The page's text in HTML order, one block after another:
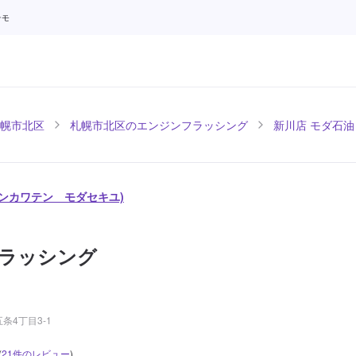
市北区 札幌市北区のエンジンフラッシング 新川店 モダ石油
カワテン モダセキユ)
ッシング
4丁目3-1